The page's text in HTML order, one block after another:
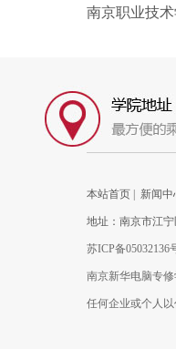
南京职业技
本站首页 新闻中
地址：南京市江宁
苏ICP备05032136
南京新华电脑专修
任何企业或个人